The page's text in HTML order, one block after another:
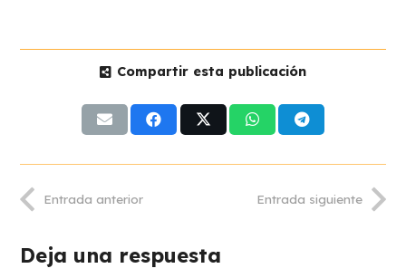
Compartir esta publicación
Entrada anterior Entrada siguiente
Deja una respuesta